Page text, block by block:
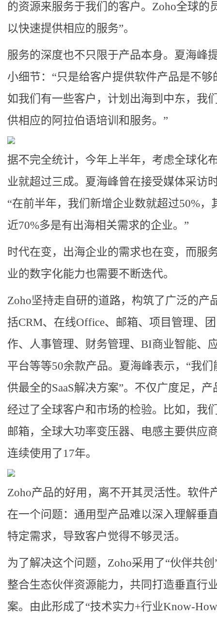
的资源来服务于我们的客户。 Zoho全球的
以快速提供相应的服务”。
服务的深度也不只限于产品本身。夏海峰
小细节：“只是给客户提供软件产品是不够
如我们有一些客户，计划出海到中东，我
供相应的阿拉伯语培训和服务。”
据不完全统计，今年上半年，考虑全球化
业就超过三成。夏海峰曾在接受媒体采访
“在前半年，我们新增企业数就超过50%，
近70%多是有出海相关需求的企业。”
时代在变，出海企业的需求也在变，而服
业的数字化能力也需要不断迭代。
Zoho坚持走自研的道路， 构筑了广泛的产
括CRM、在线Office、邮箱、项目管理、
作、人事管理、财务管理、BI商业智能、
平台等等50余款产品。夏海峰表示，“我们
供最全的SaaS解决方案”。不仅广度足，产
经过了全球客户和市场的检验。比如，我
邮箱，全球大功率变压器、电感主要供应
连续使用了17年。
Zoho产品的好用，离不开其灵活性。软件
在一个问题：通用型产品难以深入理解垂
特定需求，导致客户觉得不够灵活。
为了解决这个问题， Zoho采用了“伙伴共
整合生态伙伴资源能力，共同打造垂直行
案。 由此形成了“技术实力+行业Know-